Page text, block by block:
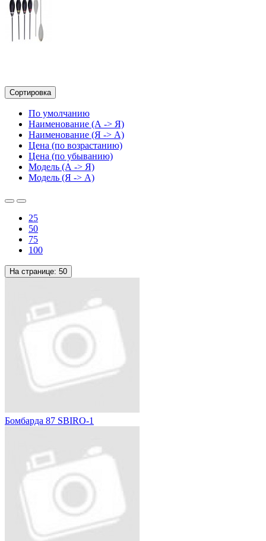
Сортировка
По умолчанию
Наименование (А -> Я)
Наименование (Я -> А)
Цена (по возрастанию)
Цена (по убыванию)
Модель (А -> Я)
Модель (Я -> А)
25
50
75
100
На странице: 50
Бомбарда 87 SBIRO-1